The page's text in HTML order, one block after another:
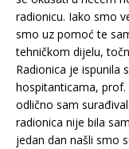
radionicu. Iako smo
smo uz pomoć te
tehničkom dijelu,
Radionica je ispunila
hospitanticama,
odlično sam
radionica nije bila
jedan dan našli smo